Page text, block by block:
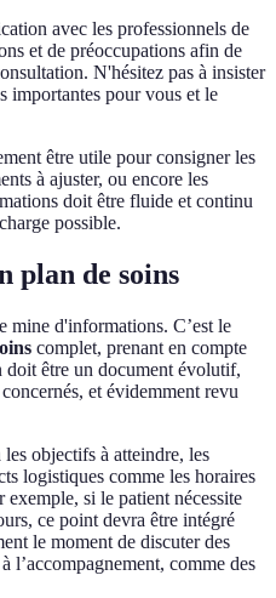
avec les professionnels de
et de préoccupations afin de
N'hésitez pas à insister
importantes pour vous et le
être utile pour consigner les
à ajuster, ou encore les
doit être fluide et continu
possible.
plan de soins
mine d'informations. C’est le
complet, prenant en compte
doit être un document évolutif,
et évidemment revu
objectifs à atteindre, les
logistiques comme les horaires
exemple, si le patient nécessite
ce point devra être intégré
le moment de discuter des
l’accompagnement, comme des